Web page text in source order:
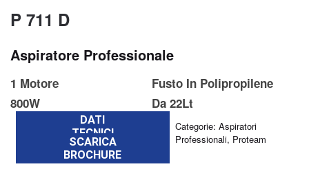
P 711 D
Aspiratore Professionale
1 Motore
800W
Fusto In Polipropilene
Da 22Lt
DATI
TECNICI
SCARICA
BROCHURE
Categorie: Aspiratori
Professionali, Proteam